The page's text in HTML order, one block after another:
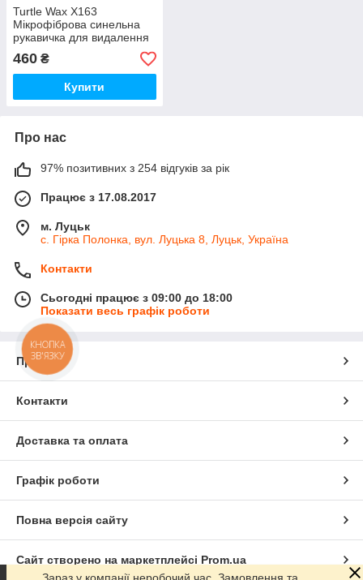
Turtle Wax X163
Мікрофіброва синельна
рукавичка для видалення
залишків комах
460 ₴
Купити
Про нас
97% позитивних з 254 відгуків за рік
Працює з 17.08.2017
м. Луцьк
с. Гірка Полонка, вул. Луцька 8, Луцьк, Україна
Контакти
Сьогодні працює з 09:00 до 18:00
Показати весь графік роботи
Про нас
Контакти
Доставка та оплата
Графік роботи
Повна версія сайту
Сайт створено на маркетплейсі Prom.ua
КНОПКА
ЗВ'ЯЗКУ